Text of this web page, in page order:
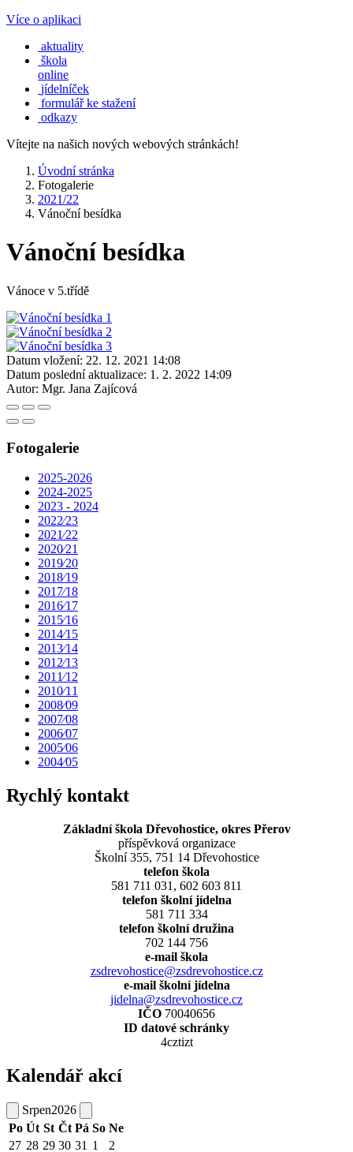
Více o aplikaci
aktuality
škola
online
jídelníček
formulář ke stažení
odkazy
Vítejte na našich nových webových stránkách!
Úvodní stránka
Fotogalerie
2021/22
Vánoční besídka
Vánoční besídka
Vánoce v 5.třídě
Datum vložení: 22. 12. 2021 14:08
Datum poslední aktualizace: 1. 2. 2022 14:09
Autor: Mgr. Jana Zajícová
Fotogalerie
2025-2026
2024-2025
2023 - 2024
2022⁄23
2021⁄22
2020⁄21
2019⁄20
2018⁄19
2017⁄18
2016⁄17
2015⁄16
2014⁄15
2013⁄14
2012⁄13
2011⁄12
2010⁄11
2008⁄09
2007⁄08
2006⁄07
2005⁄06
2004⁄05
Rychlý kontakt
Základní škola Dřevohostice, okres Přerov
příspěvková organizace
Školní 355, 751 14 Dřevohostice
telefon škola
581 711 031, 602 603 811
telefon školní jídelna
581 711 334
telefon školní družina
702 144 756
e-mail škola
zsdrevohostice@zsdrevohostice.cz
e-mail školní jídelna
jidelna@zsdrevohostice.cz
IČO 70040656
ID datové schránky
4cztizt
Kalendář akcí
Srpen2026
Po Út St Čt Pá So Ne
27 28 29 30 31 1 2